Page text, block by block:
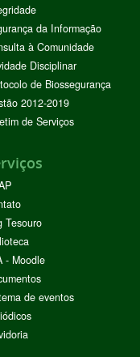
da Informação
à Comunidade
Disciplinar
de Biossegurança
2012-2019
de Serviços
Tesouro
- Moodle
de eventos